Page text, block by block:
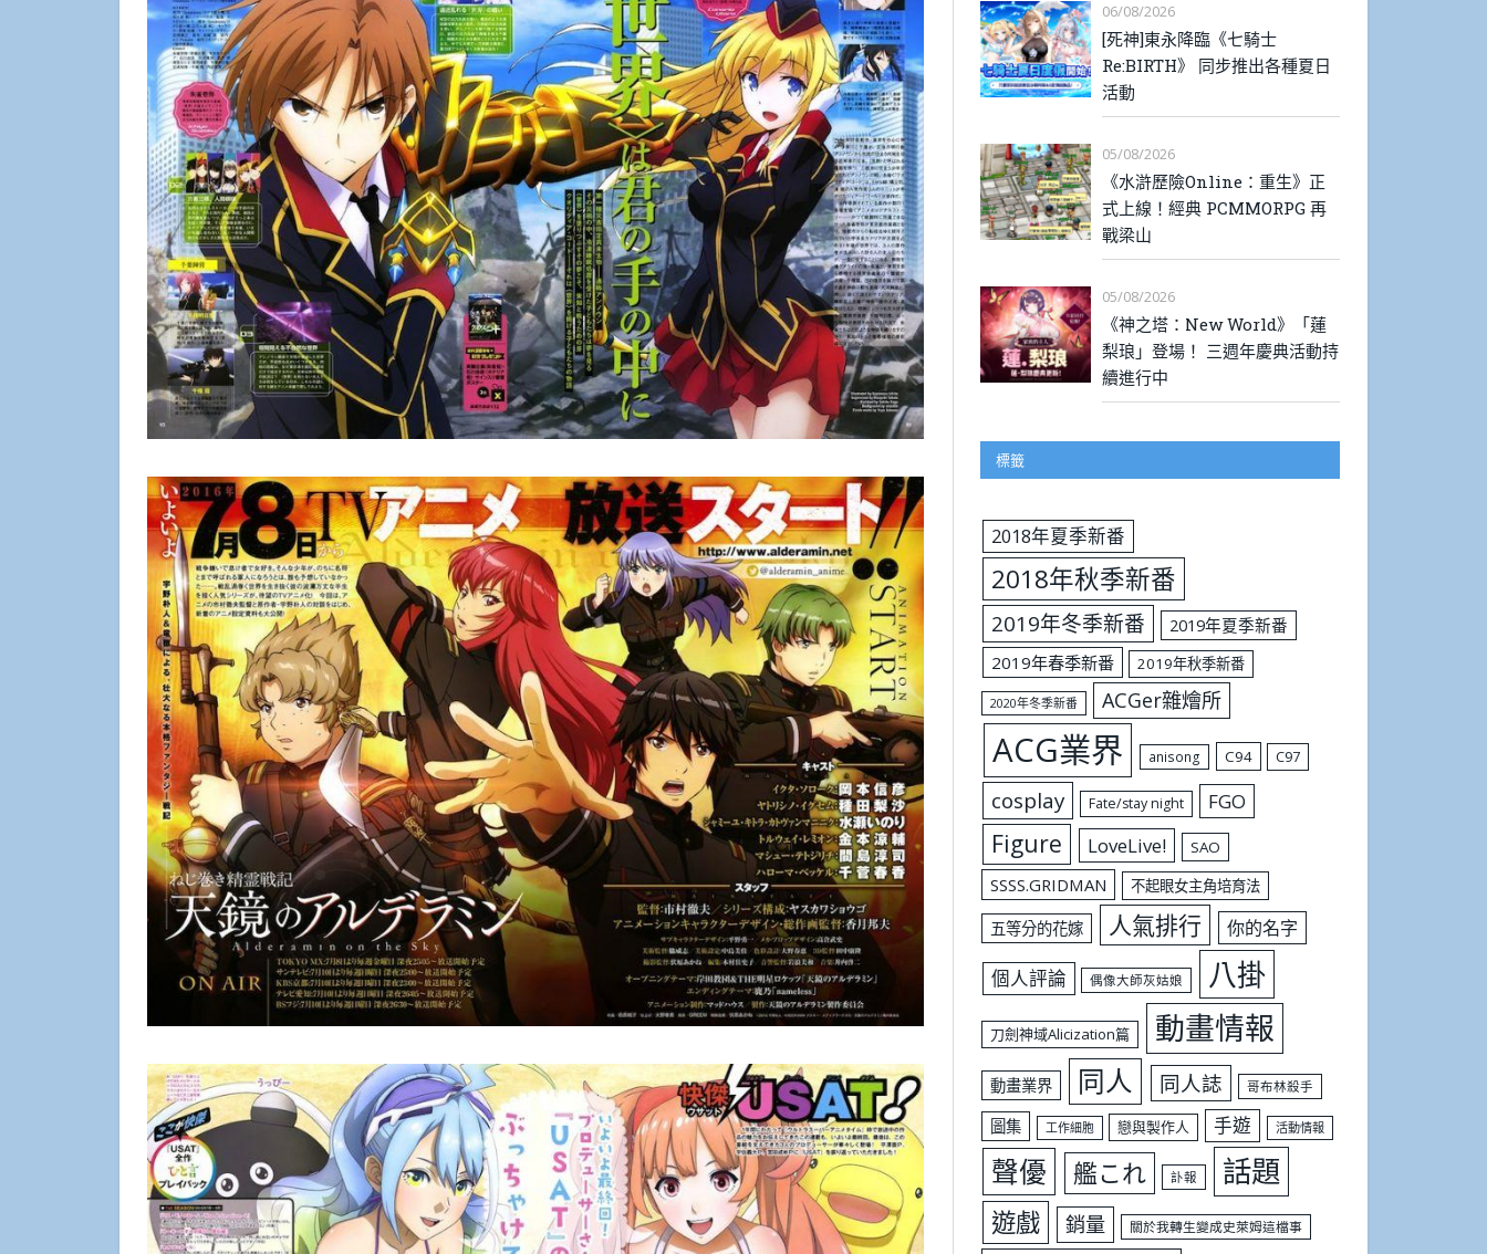
06/08/2026
[死神]東永降臨《七騎士
Re:BIRTH》 同步推出各種夏日
活動
05/08/2026
《水滸歷險Online：重生》正
式上線！經典 PCMMORPG 再
戰梁山
05/08/2026
《神之塔：New World》「蓮
梨琅」登場！ 三週年慶典活動持
續進行中
標籤
2018年夏季新番
2018年秋季新番
2019年冬季新番
2019年夏季新番
2019年春季新番
2019年秋季新番
2020年冬季新番 ACGer雜燴所
ACG業界 anisong C94 C97
cosplay Fate/stay night FGO
Figure LoveLive! SAO
SSSS.GRIDMAN 不起眼女主角培育法
五等分的花嫁 人氣排行 你的名字
個人評論 偶像大師灰姑娘 八掛
刀劍神域Alicization篇 動畫情報
動畫業界 同人 同人誌 哥布林殺手
圖集 工作細胞 戀與製作人 手遊 活動情報
聲優 艦これ 訃報 話題
遊戲 銷量 關於我轉生變成史萊姆這檔事